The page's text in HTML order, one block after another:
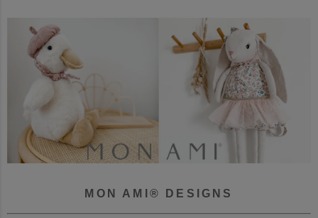
MON AMI® DESIGNS